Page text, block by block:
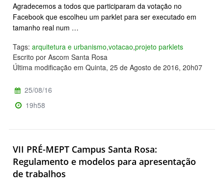
Agradecemos a todos que participaram da votação no
Facebook que escolheu um parklet para ser executado em
tamanho real num …
Tags: arquitetura e urbanismo,votacao,projeto parklets
Escrito por Ascom Santa Rosa
Última modificação em Quinta, 25 de Agosto de 2016, 20h07
25/08/16
19h58
VII PRÉ-MEPT Campus Santa Rosa:
Regulamento e modelos para apresentação
de trabalhos